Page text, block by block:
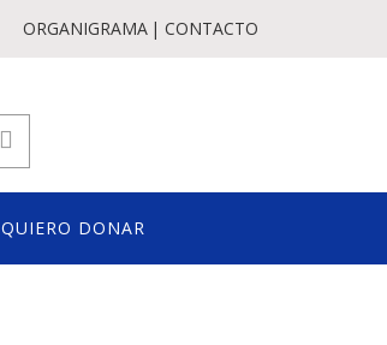
ORGANIGRAMA CONTACTO
QUIERO DONAR